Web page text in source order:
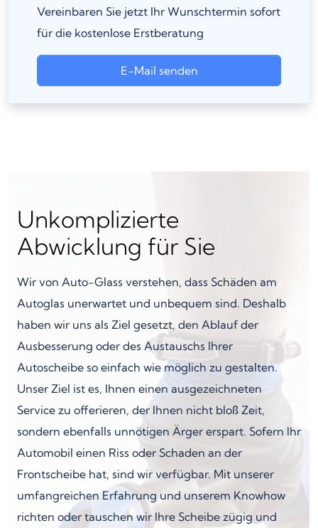
Vereinbaren Sie jetzt Ihr Wunschtermin sofort
für die kostenlose Erstberatung
E-Mail senden
Unkomplizierte
Abwicklung für Sie
Wir von Auto-Glass verstehen, dass Schäden am
Autoglas unerwartet und unbequem sind. Deshalb
haben wir uns als Ziel gesetzt, den Ablauf der
Ausbesserung oder des Austauschs Ihrer
Autoscheibe so einfach wie möglich zu gestalten.
Unser Ziel ist es, Ihnen einen ausgezeichneten
Service zu offerieren, der Ihnen nicht bloß Zeit,
sondern ebenfalls unnötigen Ärger erspart. Sofern Ihr
Automobil einen Riss oder Schaden an der
Frontscheibe hat, sind wir verfügbar. Mit unserer
umfangreichen Erfahrung und unserem Knowhow
richten oder tauschen wir Ihre Scheibe zügig und